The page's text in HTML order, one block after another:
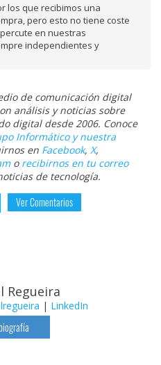
los que recibimos una
pero esto no tiene coste
en nuestras
independientes y
de comunicación digital
análisis y noticias sobre
digital desde 2006. Conoce
Informático y nuestra
en Facebook, X,
o recibirnos en tu correo
de tecnología.
Ver Comentarios
Regueira
| LinkedIn